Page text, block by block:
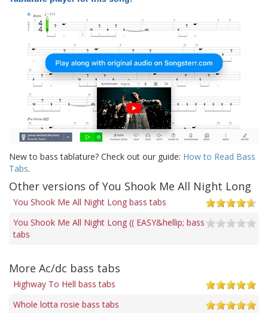
New to bass tablature? Check out our guide: How to Read Bass
Tabs.
Other versions of You Shook Me All Night Long
You Shook Me All Night Long bass tabs
You Shook Me All Night Long (( EASY&hellip; bass
tabs
More Ac/dc bass tabs
Highway To Hell bass tabs
Whole lotta rosie bass tabs